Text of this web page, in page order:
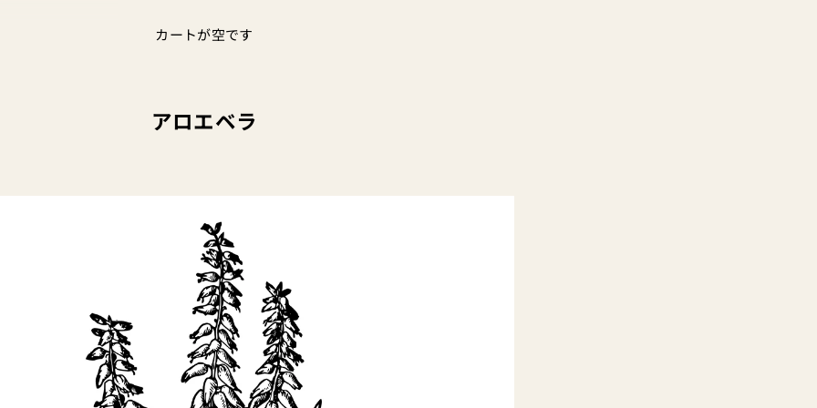
カートが空です
アロエベラ